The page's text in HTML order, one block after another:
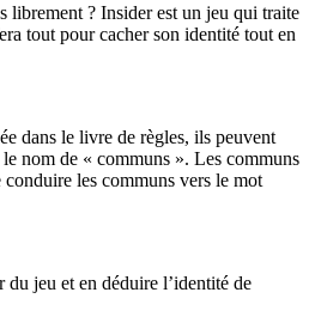
librement ? Insider est un jeu qui traite
tout pour cacher son identité tout en
dans le livre de règles, ils peuvent
nom de « communs ». Les communs
les communs vers le mot
du jeu et en déduire l’identité de